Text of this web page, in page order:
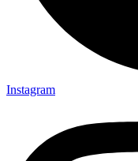
Instagram